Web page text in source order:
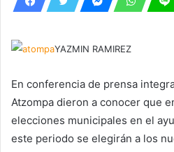
YAZMIN RAMIREZ
En conferencia de prensa
Atzompa dieron a conocer que
elecciones municipales en el
este periodo se elegirán a los